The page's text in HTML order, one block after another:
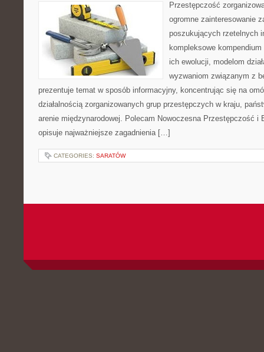
Przestępczość
ogromne zainteresowanie
poszukujących rzetelnych
kompleksowe
ich ewolucji, modelom
wyzwaniom związanym z
prezentuje temat w sposób informacyjny, koncentrując się na
działalnością zorganizowanych grup przestępczych w kraju,
arenie międzynarodowej. Polecam Nowoczesna Przestępczość i
opisuje najważniejsze zagadnienia […]
CATEGORIES: SARATÓW